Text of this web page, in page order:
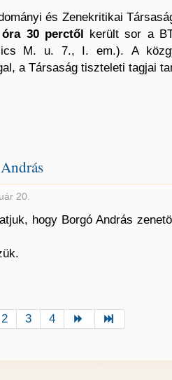
és Zenekritikai
óra 30 perctől került sor a
M. u. 7., I. em.). A
a Társaság tiszteleti tagjai
20.
hogy Borgó András
2 3 4